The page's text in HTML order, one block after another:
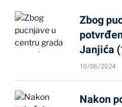
Zbog
Janjića
10/06/2024
Nakon